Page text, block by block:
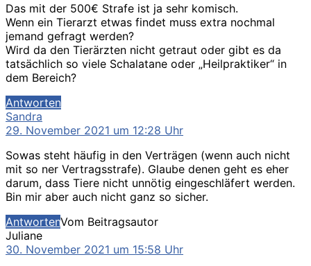
Das mit der 500€ Strafe ist ja sehr komisch.
Wenn ein Tierarzt etwas findet muss extra nochmal
jemand gefragt werden?
Wird da den Tierärzten nicht getraut oder gibt es da
tatsächlich so viele Schalatane oder „Heilpraktiker“ in
dem Bereich?
Antworten
Sandra
29. November 2021 um 12:28 Uhr
Sowas steht häufig in den Verträgen (wenn auch nicht
mit so ner Vertragsstrafe). Glaube denen geht es eher
darum, dass Tiere nicht unnötig eingeschläfert werden.
Bin mir aber auch nicht ganz so sicher.
AntwortenVom Beitragsautor
Julianesagt:
30. November 2021 um 15:58 Uhr